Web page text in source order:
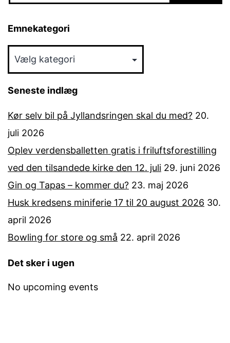
Emnekategori
Seneste indlæg
Kør selv bil på Jyllandsringen skal du med? 20.
juli 2026
Oplev verdensballetten gratis i friluftsforestilling
ved den tilsandede kirke den 12. juli 29. juni 2026
Gin og Tapas – kommer du? 23. maj 2026
Husk kredsens miniferie 17 til 20 august 2026 30.
april 2026
Bowling for store og små 22. april 2026
Det sker i ugen
No upcoming events